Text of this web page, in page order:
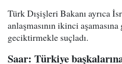
Türk Dışişleri Bakanı ayrıca
anlaşmasının ikinci
geciktirmekle suçladı.
Saar: Türkiye